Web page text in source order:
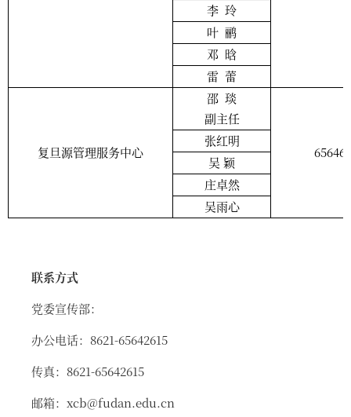
李 玲
叶 鹂
邓 晗
雷 蕾
复旦源管理服务中心
邵 琰
副主任
张红明
吴 颖
庄卓然
吴雨心
联系方式
党委宣传部：
办公电话：8621-65642615
传真：8621-65642615
邮箱：xcb@fudan.edu.cn